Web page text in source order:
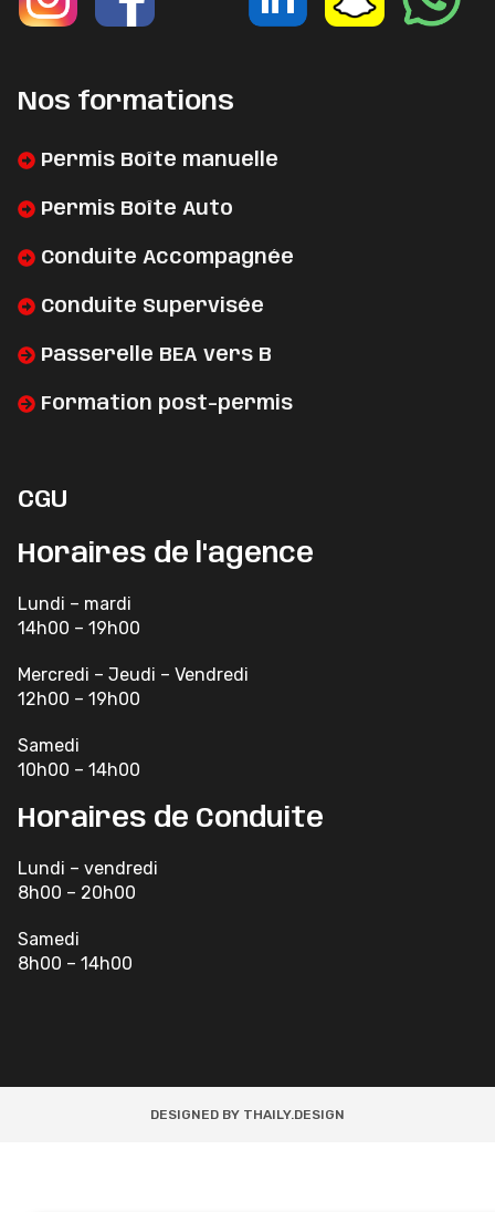
Nos formations
Permis Boîte manuelle
Permis Boîte Auto
Conduite Accompagnée
Conduite Supervisée
Passerelle BEA vers B
Formation post-permis
CGU
Horaires de l'agence
Lundi – mardi
14h00 – 19h00
Mercredi – Jeudi – Vendredi
12h00 – 19h00
Samedi
10h00 – 14h00
Horaires de Conduite
Lundi – vendredi
8h00 – 20h00
Samedi
8h00 – 14h00
DESIGNED BY THAILY.DESIGN